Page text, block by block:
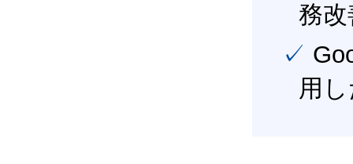
務
✓ Google Workspace（旧G Suite） を最大限に活
用